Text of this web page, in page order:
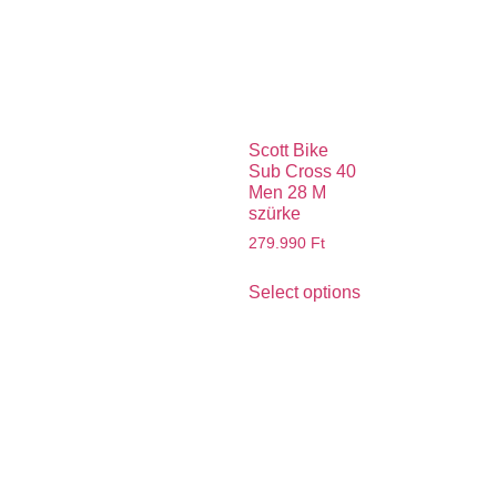
Scott Bike
Sub Cross 40
Men 28 M
szürke
279.990 Ft
Select options